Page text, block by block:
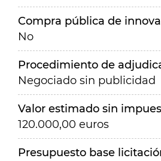
Compra pública de
No
Procedimiento de
Negociado sin publicidad
Valor estimado sin
120.000,00 euros
Presupuesto base